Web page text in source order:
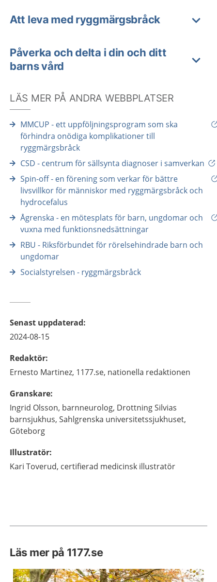
Att leva med ryggmärgsbråck
Påverka och delta i din och ditt
barns vård
LÄS MER PÅ ANDRA WEBBPLATSER
MMCUP - ett uppföljningsprogram som ska
förhindra onödiga komplikationer till
ryggmärgsbråck
CSD - centrum för sällsynta diagnoser i samverkan
Spin-off - en förening som verkar för bättre
livsvillkor för människor med ryggmärgsbråck och
hydrocefalus
Ågrenska - en mötesplats för barn, ungdomar och
vuxna med funktionsnedsättningar
RBU - Riksförbundet för rörelsehindrade barn och
ungdomar
Socialstyrelsen - ryggmärgsbråck
Senast uppdaterad:
2024-08-15
Redaktör:
Ernesto Martinez, 1177.se, nationella redaktionen
Granskare:
Ingrid Olsson, barnneurolog, Drottning Silvias
barnsjukhus, Sahlgrenska universitetssjukhuset,
Göteborg
Illustratör:
Kari Toverud, certifierad medicinsk illustratör
Läs mer på 1177.se